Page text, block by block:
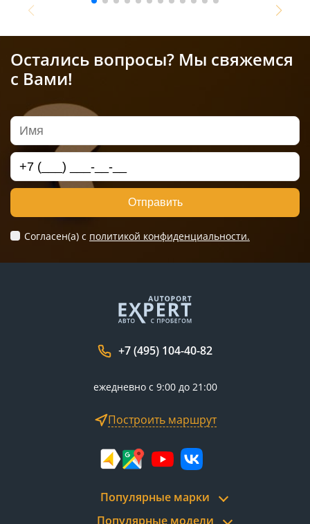
Остались вопросы? Мы свяжемся
с Вами!
Отправить
Согласен(а) c политикой конфиденциальности.
+7 (495) 104-40-82
ежедневно с 9:00 до 21:00
Построить маршрут
Популярные марки
Популярные модели